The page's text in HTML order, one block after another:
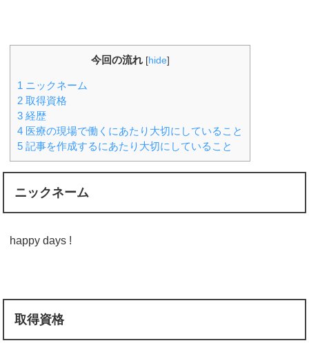
今回の流れ [hide]
1 ニックネーム
2 取得資格
3 経歴
4 医療の現場で働くにあたり大切にしていること
5 記事を作成するにあたり大切にしていること
ニックネーム
happy days !
取得資格